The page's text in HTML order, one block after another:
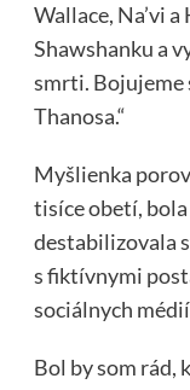
Wallace, Na’vi
Shawshanku a
smrti. Bojujeme
Thanosa.“
Myšlienka
tisíce obetí,
destabilizovala
s fiktívnymi
sociálnych
Bol by som rád,